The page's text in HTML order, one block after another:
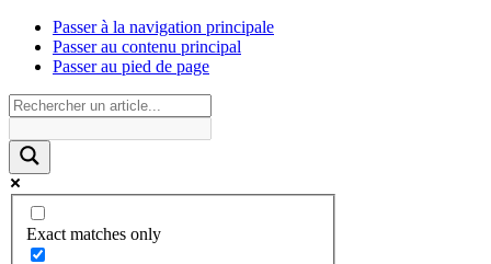
Passer à la navigation principale
Passer au contenu principal
Passer au pied de page
Exact matches only